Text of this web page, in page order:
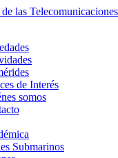
de Interés
somos
Submarinos